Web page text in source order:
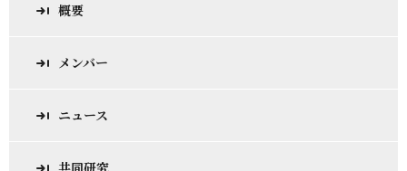
概要
メンバー
ニュース
共同研究